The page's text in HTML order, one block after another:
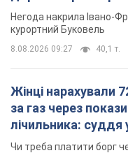
Відео
Негода накрила Івано-
курортний Буковель
8.08.2026 09:27 40,1 т.
Жінці нарахували
за газ через
лічильника: суддя
неочікуване
Чи треба платити борг